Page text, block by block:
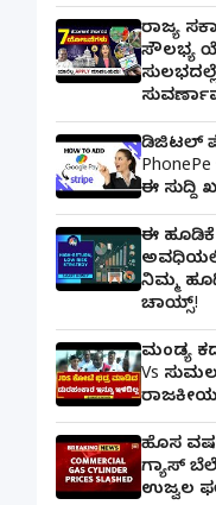
ರಾಜ್ಯ
ಸೌಲಭ್ಯ
ಡಿಜಿಟಲ್
ಈ ಸುದ್ದಿ
ಈ
ಅವಧಿಯಲ್ಲಿ
ನಿಮ್ಮ
ಚಾಯ್ಸ್‌!
ಮಂಡ್ಯ
Vs
ಹೊಸ
ಗ್ಯಾಸ್‌
ಉಜ್ವಲ